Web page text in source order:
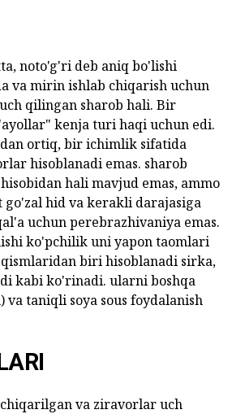
noto'g'ri deb aniq bo'lishi
va mirin ishlab chiqarish uchun
qilingan sharob hali. Bir
kenja turi haqi uchun edi.
ortiq, bir ichimlik sifatida
hisoblanadi emas. sharob
hali mavjud emas, ammo
hid va kerakli darajasiga
uchun perebrazhivaniya emas.
ko'pchilik uni yapon taomlari
biri hisoblanadi sirka,
kabi ko'rinadi. ularni boshqa
va taniqli soya sous foydalanish
va ziravorlar uch